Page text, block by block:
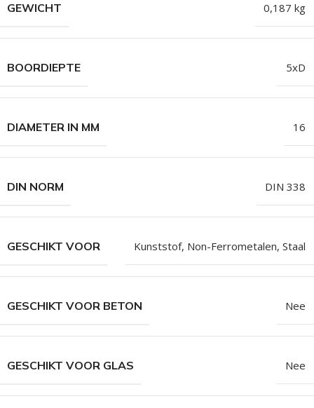
GEWICHT 0,187 kg
BOORDIEPTE 5xD
DIAMETER IN MM 16
DIN NORM DIN 338
GESCHIKT VOOR Kunststof, Non-Ferrometalen, Staal
GESCHIKT VOOR BETON Nee
GESCHIKT VOOR GLAS Nee